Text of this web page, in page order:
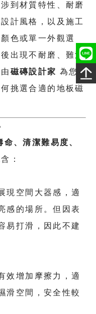
到材質特性、耐磨
計風格，以及施工
色或單一外觀選
出現不耐磨、難清
磁磚設計家 為您
挑選合適的地板磁
命、清潔難易度、
：
現空間大器感，適
感的場所。但因表
易打滑，因此不建
效增加摩擦力，適
滑空間，安全性較